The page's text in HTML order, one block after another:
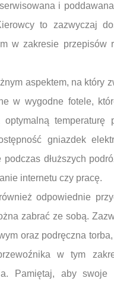
i
to zazwyczaj
w zakresie przepisów
aspektem, na który
w wygodne fotele,
optymalną
gniazdek
dłuższych
internetu czy pracę.
odpowiednie
zabrać ze sobą.
oraz podręczna
w tym
Pamiętaj, aby